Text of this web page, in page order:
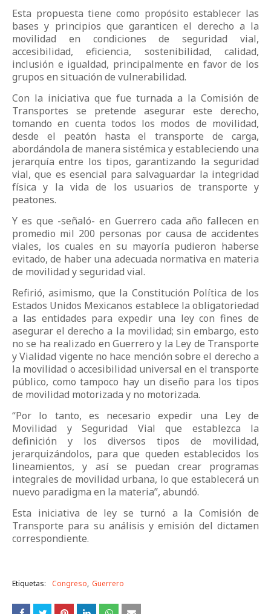
Esta propuesta tiene como propósito establecer las
bases y principios que garanticen el derecho a la
movilidad en condiciones de seguridad vial,
accesibilidad, eficiencia, sostenibilidad, calidad,
inclusión e igualdad, principalmente en favor de los
grupos en situación de vulnerabilidad.
Con la iniciativa que fue turnada a la Comisión de
Transportes se pretende asegurar este derecho,
tomando en cuenta todos los modos de movilidad,
desde el peatón hasta el transporte de carga,
abordándola de manera sistémica y estableciendo una
jerarquía entre los tipos, garantizando la seguridad
vial, que es esencial para salvaguardar la integridad
física y la vida de los usuarios de transporte y
peatones.
Y es que -señaló- en Guerrero cada año fallecen en
promedio mil 200 personas por causa de accidentes
viales, los cuales en su mayoría pudieron haberse
evitado, de haber una adecuada normativa en materia
de movilidad y seguridad vial.
Refirió, asimismo, que la Constitución Política de los
Estados Unidos Mexicanos establece la obligatoriedad
a las entidades para expedir una ley con fines de
asegurar el derecho a la movilidad; sin embargo, esto
no se ha realizado en Guerrero y la Ley de Transporte
y Vialidad vigente no hace mención sobre el derecho a
la movilidad o accesibilidad universal en el transporte
público, como tampoco hay un diseño para los tipos
de movilidad motorizada y no motorizada.
“Por lo tanto, es necesario expedir una Ley de
Movilidad y Seguridad Vial que establezca la
definición y los diversos tipos de movilidad,
jerarquizándolos, para que queden establecidos los
lineamientos, y así se puedan crear programas
integrales de movilidad urbana, lo que establecerá un
nuevo paradigma en la materia”, abundó.
Esta iniciativa de ley se turnó a la Comisión de
Transporte para su análisis y emisión del dictamen
correspondiente.
Etiquetas: Congreso Guerrero